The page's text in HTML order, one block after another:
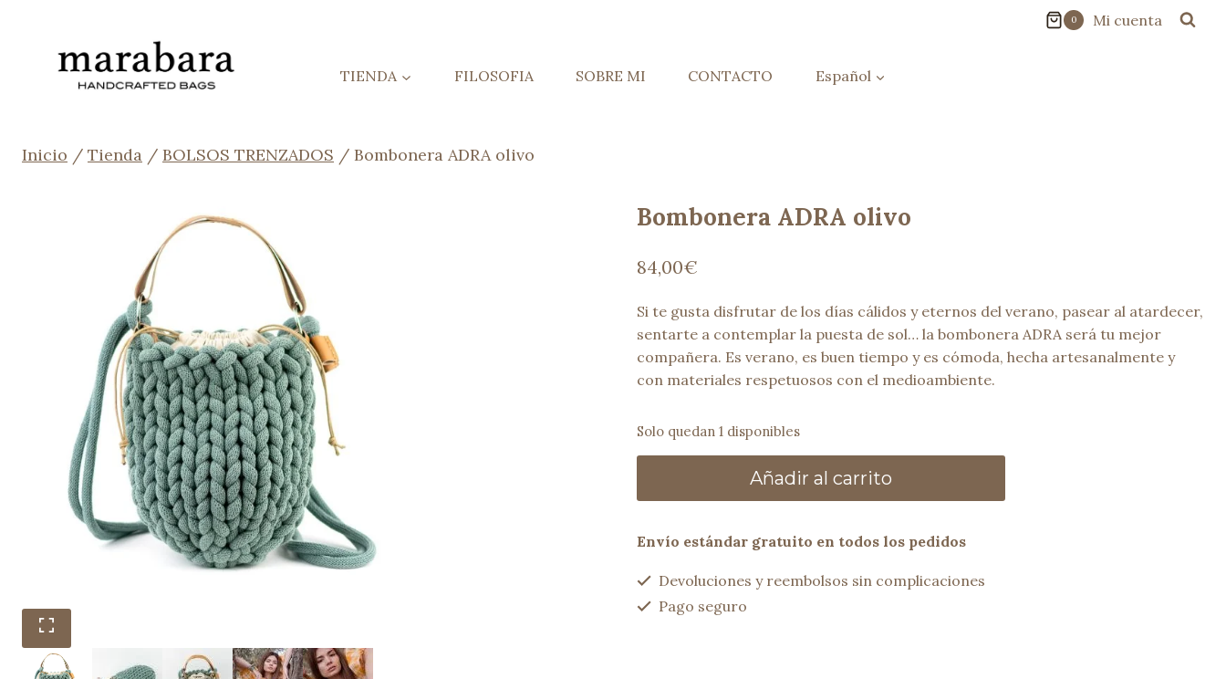
contenido
0 Mi cuenta
TIENDA FILOSOFIA SOBRE MI CONTACTO Español
Inicio / Tienda / BOLSOS TRENZADOS / Bombonera ADRA olivo
Bombonera ADRA olivo
84,00€
Si te gusta disfrutar de los días cálidos y eternos del verano, pasear al atardecer,
sentarte a contemplar la puesta de sol… la bombonera ADRA será tu mejor
compañera. Es verano, es buen tiempo y es cómoda, hecha artesanalmente y
con materiales respetuosos con el medioambiente.
Solo quedan 1 disponibles
cantidad
Añadir al carrito
Envío estándar gratuito en todos los pedidos
Devoluciones y reembolsos sin complicaciones
Pago seguro